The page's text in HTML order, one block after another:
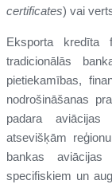
certificates) vai
Eksporta kredīta
tradicionālās
pietiekamības,
nodrošināšanas
padara aviācijas
atsevišķām
bankas
specifiskiem un